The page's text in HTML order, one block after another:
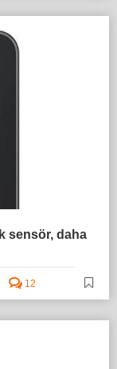
sensör, daha
12